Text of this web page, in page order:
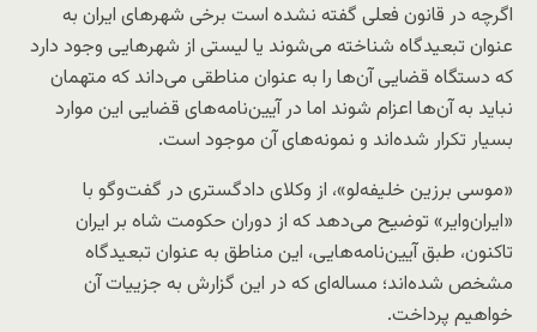
اگرچه در قانون فعلی گفته نشده است برخی شهرهای ایران به
عنوان تبعیدگاه شناخته می‌شوند یا لیستی از شهرهایی وجود دارد
که دستگاه قضایی آن‌ها را به عنوان مناطقی می‌داند که متهمان
نباید به آن‌ها اعزام شوند اما در آیین‌نامه‌های قضایی این موارد
بسیار تکرار شده‌اند و نمونه‌های آن موجود است.
«موسی برزین خلیفه‌لو»، از وکلای دادگستری در گفت‌وگو با
«ایران‌وایر» توضیح می‌دهد که از دوران حکومت شاه بر ایران
تاکنون، طبق آیین‌نامه‌هایی، این مناطق به عنوان تبعیدگاه
مشخص شده‌اند؛ مساله‌ای که در این گزارش به جزییات آن
خواهیم پرداخت.